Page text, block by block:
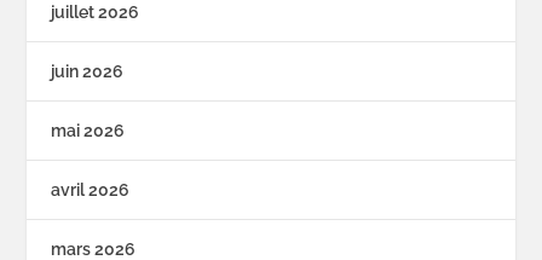
juillet 2026
juin 2026
mai 2026
avril 2026
mars 2026